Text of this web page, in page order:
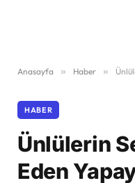
Anasayfa » Haber »
HABER
Ünlülerin
Eden